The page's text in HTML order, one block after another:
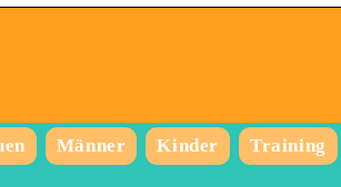
Männer Kinder Training